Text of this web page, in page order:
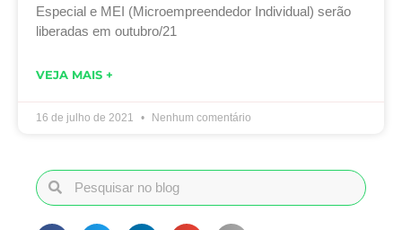
Especial e MEI (Microempreendedor Individual) serão
liberadas em outubro/21
VEJA MAIS +
16 de julho de 2021 Nenhum comentário